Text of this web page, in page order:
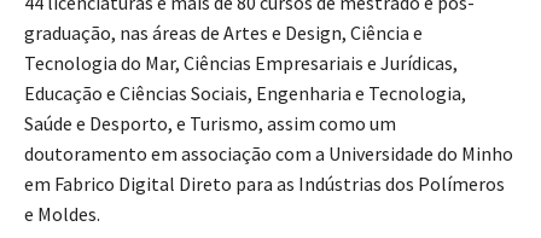
graduação, nas áreas de Artes e Design, Ciência e
Tecnologia do Mar, Ciências Empresariais e Jurídicas,
Educação e Ciências Sociais, Engenharia e Tecnologia,
Saúde e Desporto, e Turismo, assim como um
doutoramento em associação com a Universidade do Minho
em Fabrico Digital Direto para as Indústrias dos Polímeros
e Moldes.